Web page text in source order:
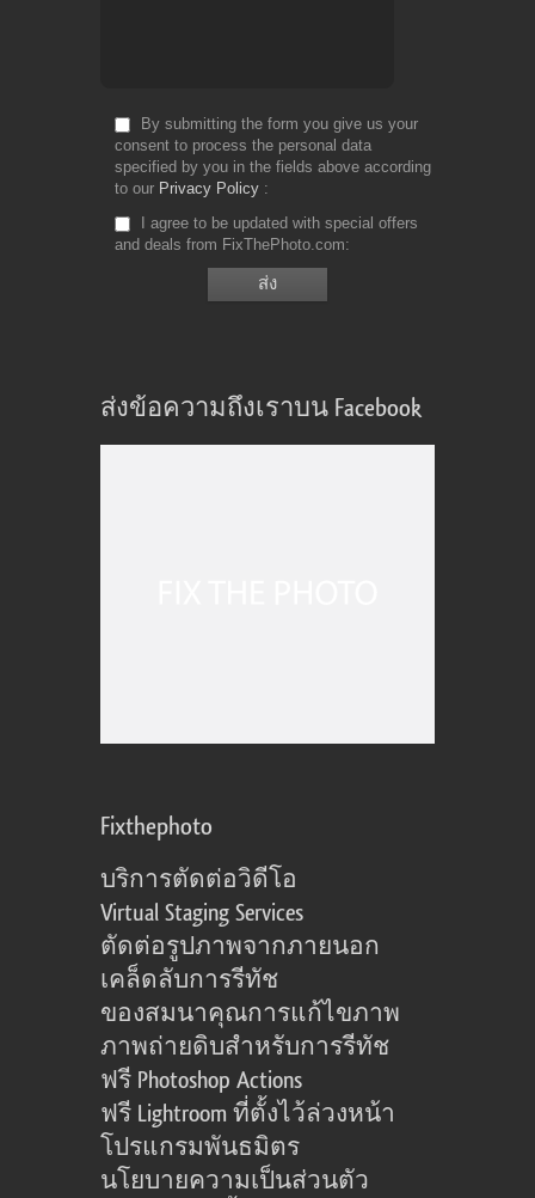
By submitting the form you give us your
consent to process the personal data
specified by you in the fields above according
to our Privacy Policy
I agree to be updated with special offers
and deals from FixThePhoto.com
ส่งข้อความถึงเราบน Facebook
Fixthephoto
บริการตัดต่อวิดีโอ
Virtual Staging Services
ตัดต่อรูปภาพจากภายนอก
เคล็ดลับการรีทัช
ของสมนาคุณการแก้ไขภาพ
ภาพถ่ายดิบสำหรับการรีทัช
ฟรี Photoshop Actions
ฟรี Lightroom ที่ตั้งไว้ล่วงหน้า
โปรแกรมพันธมิตร
นโยบายความเป็นส่วนตัว